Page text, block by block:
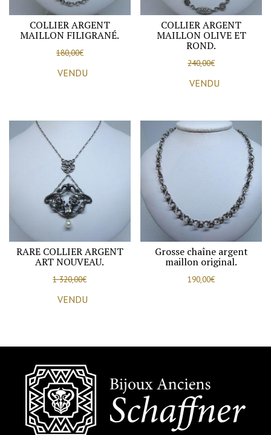
COLLIER ARGENT
MAILLON FILIGRANÉ.
180,00€
VENDU
COLLIER ARGENT
MAILLON OLIVE ET
ROND.
240,00€
VENDU
RARE COLLIER ARGENT
ART NOUVEAU.
1 320,00€
VENDU
Grosse chaîne argent
maillon original.
190,00€